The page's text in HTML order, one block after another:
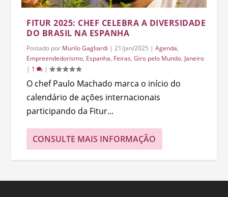
FITUR 2025: CHEF CELEBRA A DIVERSIDADE
DO BRASIL NA ESPANHA
Postado por Murilo Gagliardi |21/jan/2025 |Agenda,
Empreendedorismo, Espanha, Feiras,Giro pelo Mundo, Janeiro
| 1 |
O chef Paulo Machado marca o início do
calendário de ações internacionais
participando da Fitur...
CONSULTE MAIS INFORMAÇÃO